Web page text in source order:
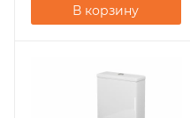
В корзину